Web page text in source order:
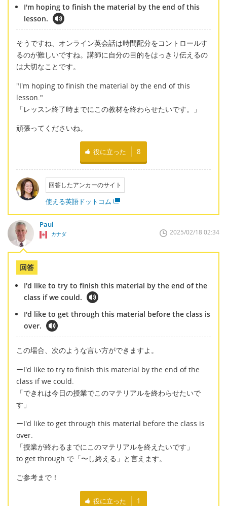
I'm hoping to finish the material by the end of this
lesson.
そうですね、オンライン英会話は時間配分をコントロールす
るのが難しいですね。講師に自分の目的をはっきり伝えるの
は大切なことです。
"I'm hoping to finish the material by the end of this
lesson."
「レッスン終了時までにこの教材を終わらせたいです。」
頑張ってくださいね。
役に立った 8
回答したアンカーのサイト
使える英語ドットコム
Paul
カナダ 2025/02/18 02:34
回答
I'd like to try to finish this material by the end of the
class if we could.
I'd like to get through this material before the class is
over.
この場合、次のような言い方ができますよ。
ーI'd like to try to finish this material by the end of the
class if we could.
「できれは今日の授業でこのマテリアルを終わらせたいで
す」
ーI'd like to get through this material before the class is
over.
「授業が終わるまでにこのマテリアルを終えたいです」
to get through で「〜し終える」と言えます。
ご参考まで！
役に立った 1